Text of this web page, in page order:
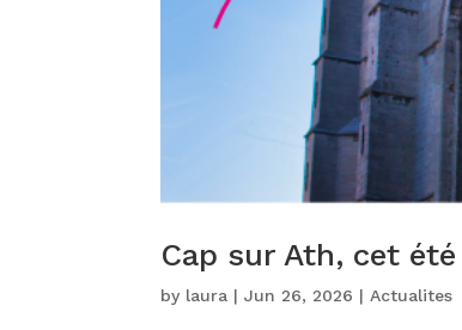
Cap sur Ath, cet été
by laura |Jun 26, 2026 |Actualites